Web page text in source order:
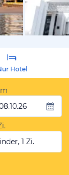
vom
Hotel
1 Zi.